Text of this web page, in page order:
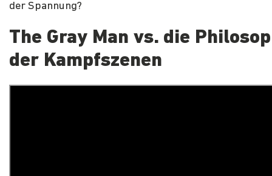
der Spannung?
The Gray Man vs. die
der Kampfszenen